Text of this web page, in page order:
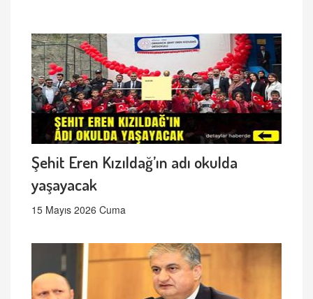
Şehit Eren Kızıldağ’ın adı okulda
yaşayacak
15 Mayıs 2026 Cuma